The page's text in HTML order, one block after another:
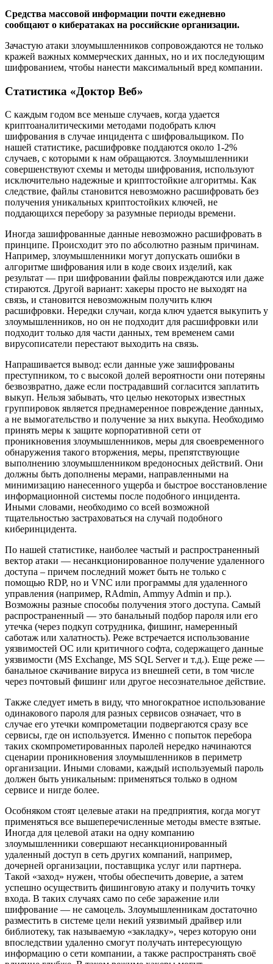
Средства массовой информации почти ежедневно
сообщают о кибератаках на российские организации.
Зачастую атаки злоумышленников сопровождаются не только
кражей важных коммерческих данных, но и их последующим
шифрованием, чтобы нанести максимальный вред компании.
Статистика «Доктор Веб»
С каждым годом все меньше случаев, когда удается
криптоаналитическими методами подобрать ключ
шифрования в случае инцидента с шифровальщиком. По
нашей статистике, расшифровке поддаются около 1-2%
случаев, с которыми к нам обращаются. Злоумышленники
совершенствуют схемы и методы шифрования, используют
исключительно надежные и криптостойкие алгоритмы. Как
следствие, файлы становится невозможно расшифровать без
получения уникальных криптостойких ключей, не
поддающихся перебору за разумные периоды времени.
Иногда зашифрованные данные невозможно расшифровать в
принципе. Происходит это по абсолютно разным причинам.
Например, злоумышленники могут допускать ошибки в
алгоритме шифрования или в коде своих изделий, как
результат — при шифровании файлы повреждаются или даже
стираются. Другой вариант: хакеры просто не выходят на
связь, и становится невозможным получить ключ
расшифровки. Нередки случаи, когда ключ удается выкупить у
злоумышленников, но он не подходит для расшифровки или
подходит только для части данных, тем временем сами
вирусописатели перестают выходить на связь.
Напрашивается вывод: если данные уже зашифрованы
преступником, то с высокой долей вероятности они потеряны
безвозвратно, даже если пострадавший согласится заплатить
выкуп. Нельзя забывать, что целью некоторых известных
группировок является преднамеренное повреждение данных,
а не вымогательство и получение за них выкупа. Необходимо
принять меры к защите корпоративной сети от
проникновения злоумышленников, меры для своевременного
обнаружения такого вторжения, меры, препятствующие
выполнению злоумышленником вредоносных действий. Они
должны быть дополнены мерами, направленными на
минимизацию нанесенного ущерба и быстрое восстановление
информационной системы после подобного инцидента.
Иными словами, необходимо со всей возможной
тщательностью застраховаться на случай подобного
киберинцидента.
По нашей статистике, наиболее частый и распространенный
вектор атаки — несанкционированное получение удаленного
доступа – причем последний может быть не только с
помощью RDP, но и VNC или программы для удаленного
управления (например, RAdmin, Ammyy Admin и пр.).
Возможны разные способы получения этого доступа. Самый
распространенный — это банальный подбор пароля или его
утечка (через подкуп сотрудника, фишинг, намеренный
саботаж или халатность). Реже встречается использование
уязвимостей ОС или критичного софта, содержащего данные
уязвимости (MS Exchange, MS SQL Server и т.д.). Еще реже —
банальное скачивание вируса из внешней сети, в том числе
через почтовый фишинг или другое несознательное действие.
Также следует иметь в виду, что многократное использование
одинакового пароля для разных сервисов означает, что в
случае его утечки компрометации подвергаются сразу все
сервисы, где он используется. Именно с попыток перебора
таких скомпрометированных паролей нередко начинаются
сценарии проникновения злоумышленников в периметр
организации. Иными словами, каждый используемый пароль
должен быть уникальным: применяться только в одном
сервисе и нигде более.
Особняком стоят целевые атаки на предприятия, когда могут
применяться все вышеперечисленные методы вместе взятые.
Иногда для целевой атаки на одну компанию
злоумышленники совершают несанкционированный
удаленный доступ в сеть других компаний, например,
дочерней организации, поставщика услуг или партнера.
Такой «заход» нужен, чтобы обеспечить доверие, а затем
успешно осуществить фишинговую атаку и получить точку
входа. В таких случаях само по себе заражение или
шифрование — не самоцель. Злоумышленникам достаточно
разместить в системе цели некий уязвимый драйвер или
библиотеку, так называемую «закладку», через которую они
впоследствии удаленно смогут получать интересующую
информацию о сети компании, а также распространять своё